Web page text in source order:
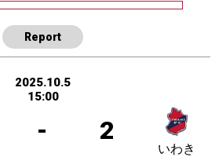
Report
2025.10.5
15:00
- 2
いわき